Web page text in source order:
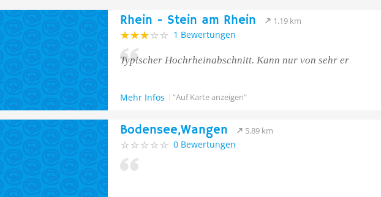
Rhein - Stein am Rhein 1.19 km
1 Bewertungen
Typischer Hochrheinabschnitt. Kann nur von sehr er
Mehr Infos "Auf Karte anzeigen"
Bodensee,Wangen 5.89 km
0 Bewertungen